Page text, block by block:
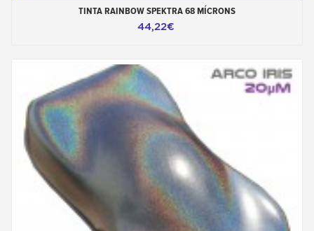
TINTA RAINBOW SPEKTRA 68 MÍCRONS
44,22€